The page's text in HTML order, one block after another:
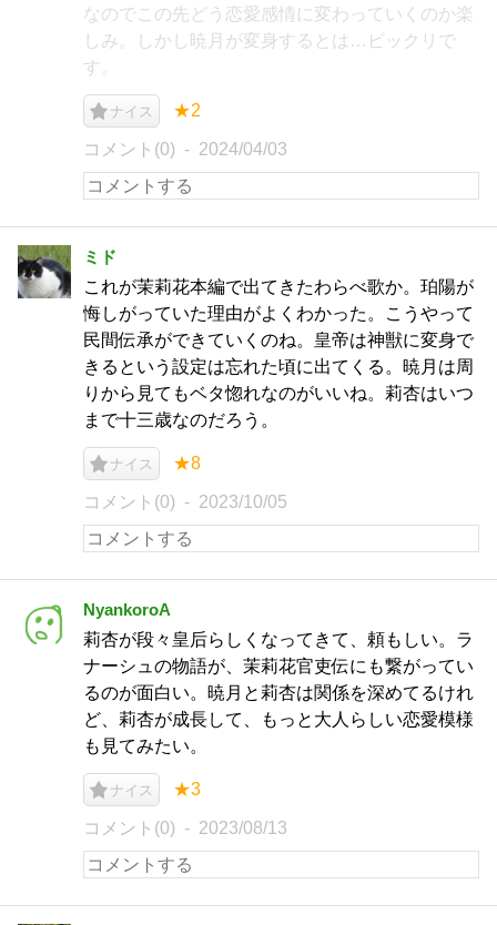
なのでこの先どう恋愛感情に変わっていくのか楽
しみ。しかし暁月が変身するとは…ビックリで
す。
ナイス ★2
コメント(0) 2024/04/03
ミド
これが茉莉花本編で出てきたわらべ歌か。珀陽が
悔しがっていた理由がよくわかった。こうやって
民間伝承ができていくのね。皇帝は神獣に変身で
きるという設定は忘れた頃に出てくる。暁月は周
りから見てもベタ惚れなのがいいね。莉杏はいつ
まで十三歳なのだろう。
ナイス ★8
コメント(0) 2023/10/05
NyankoroA
莉杏が段々皇后らしくなってきて、頼もしい。ラ
ナーシュの物語が、茉莉花官吏伝にも繋がってい
るのが面白い。暁月と莉杏は関係を深めてるけれ
ど、莉杏が成長して、もっと大人らしい恋愛模様
も見てみたい。
ナイス ★3
コメント(0) 2023/08/13